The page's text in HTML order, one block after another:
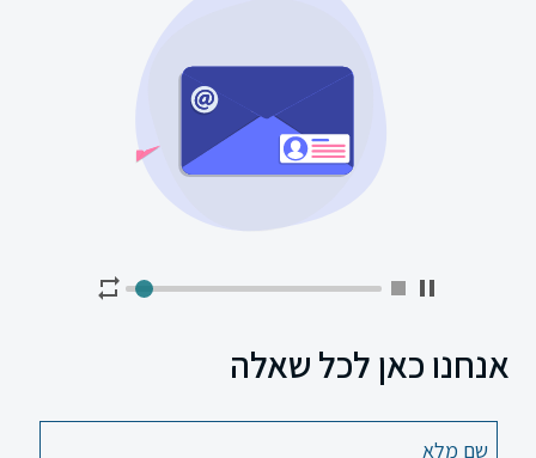
לימוד
תורה
אנחנו כאן לכל שאלה